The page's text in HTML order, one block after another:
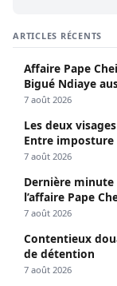
ARTICLES RÉCENTS
Affaire Pape
Bigué Ndiaye
7 août 2026
Les deux
Entre imposture
Seydi)
7 août 2026
Dernière minute
l’affaire Pape
7 août 2026
Contentieux
de détention
7 août 2026